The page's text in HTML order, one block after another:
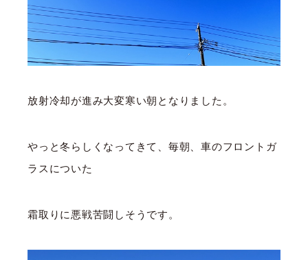
放射冷却が進み大変寒い朝となりました。
やっと冬らしくなってきて、毎朝、車のフロントガ
ラスについた
霜取りに悪戦苦闘しそうです。